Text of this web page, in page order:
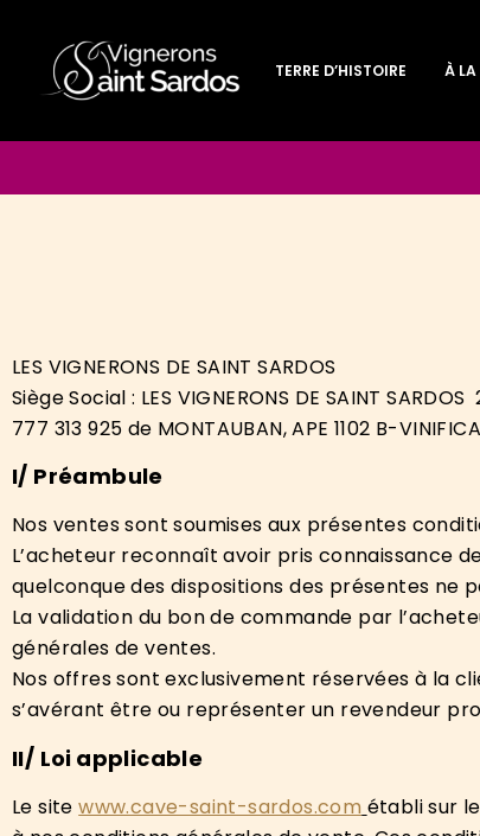
TERRE D’HISTOIRE À LA
LES VIGNERONS DE SAINT SARDOS
Siège Social : LES VIGNERONS DE SAINT
777 313 925 de MONTAUBAN, APE 1102 B-
I/ Préambule
Nos ventes sont soumises aux présentes
L’acheteur reconnaît avoir pris connaissance
quelconque des dispositions des présentes
La validation du bon de commande par
générales de ventes.
Nos offres sont exclusivement réservées à la
s’avérant être ou représenter un revendeur
II/ Loi applicable
Le sitewww.cave-saint-sardos.com établi sur